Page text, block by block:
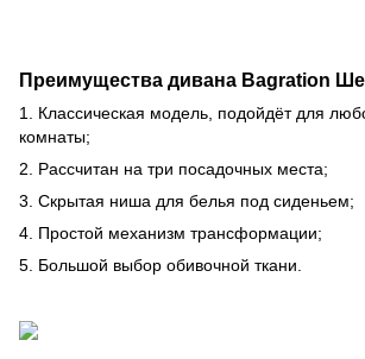
Преимущества дивана Bagration
1. Классическая модель, подойдёт для
комнаты;
2. Рассчитан на три посадочных места;
3. Скрытая ниша для белья под сиденьем;
4. Простой механизм трансформации;
5. Большой выбор обивочной ткани.